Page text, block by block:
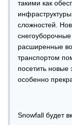
такими как
сложностей.
расширенные
транспортом
посетить новые
особенно
Snowfall будет